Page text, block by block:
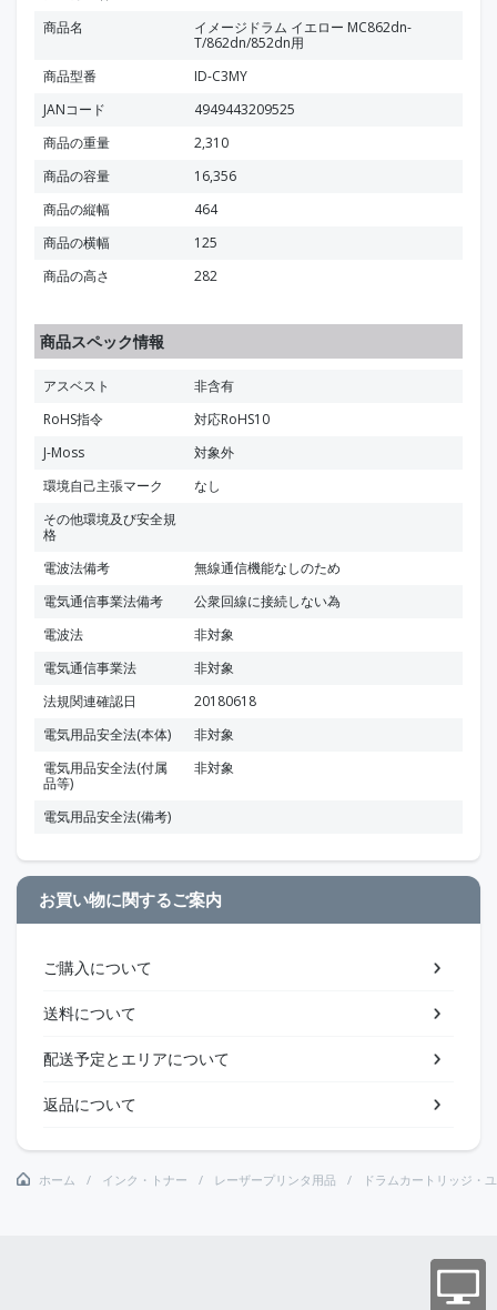
商品名
イメージドラム イエロー MC862dn-
T/862dn/852dn用
商品型番
ID-C3MY
JANコード
4949443209525
商品の重量
2,310
商品の容量
16,356
商品の縦幅
464
商品の横幅
125
商品の高さ
282
商品スペック情報
アスベスト
非含有
RoHS指令
対応RoHS10
J-Moss
対象外
環境自己主張マーク
なし
その他環境及び安全規
格
電波法備考
無線通信機能なしのため
電気通信事業法備考
公衆回線に接続しない為
電波法
非対象
電気通信事業法
非対象
法規関連確認日
20180618
電気用品安全法(本体)
非対象
電気用品安全法(付属
品等)
非対象
電気用品安全法(備考)
お買い物に関するご案内
ご購入について
送料について
配送予定とエリアについて
返品について
ホーム インク・トナー レーザープリンタ用品 ドラムカートリッジ・